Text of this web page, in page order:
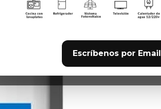
Escríbenos por Email